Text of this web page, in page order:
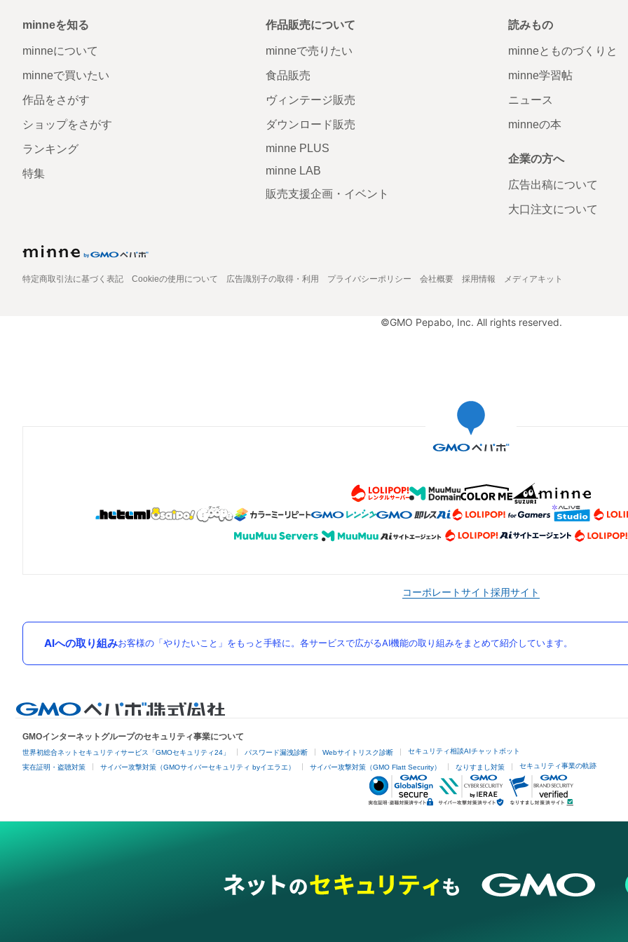
minneを知る
minneについて
minneで買いたい
作品をさがす
ショップをさがす
ランキング
特集
作品販売について
minneで売りたい
食品販売
ヴィンテージ販売
ダウンロード販売
minne PLUS
minne LAB
販売支援企画・イベント
読みもの
minneとものづくりと
minne学習帖
ニュース
minneの本
企業の方へ
広告出稿について
大口注文について
特定商取引法に基づく表記 Cookieの使用について 広告識別子の取得・利用 プライバシーポリシー 会社概要 採用情報 メディアキット
©GMO Pepabo, Inc. All rights reserved.
コーポレートサイト採用サイト
AIへの取り組みお客様の「やりたいこと」をもっと手軽に。各サービスで広がるAI機能の取り組みをまとめて紹介しています。
GMOインターネットグループのセキュリティ事業について
世界初総合ネットセキュリティサービス「GMOセキュリティ24」 パスワード漏洩診断 Webサイトリスク診断 セキュリティ相談AIチャットボット
実在証明・盗聴対策 サイバー攻撃対策（GMOサイバーセキュリティ byイエラエ） サイバー攻撃対策（GMO Flatt Security） なりすまし対策 セキュリティ事業の軌跡